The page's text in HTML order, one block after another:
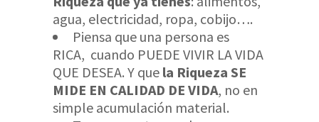
agua, electricidad, ropa, cobijo….
Piensa que una persona es
RICA, cuando PUEDE VIVIR LA VIDA
QUE DESEA. Y que la Riqueza SE
MIDE EN CALIDAD DE VIDA, no en
simple acumulación material.